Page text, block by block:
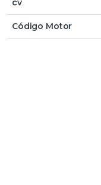
cv
Código Motor